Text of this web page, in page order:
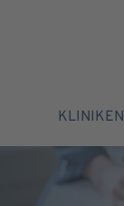
KLINIKEN